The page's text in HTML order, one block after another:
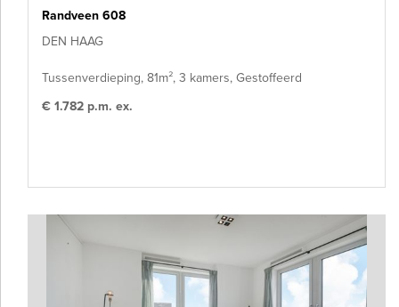
Randveen 608
DEN HAAG
Tussenverdieping, 81m², 3 kamers, Gestoffeerd
€ 1.782 p.m. ex.